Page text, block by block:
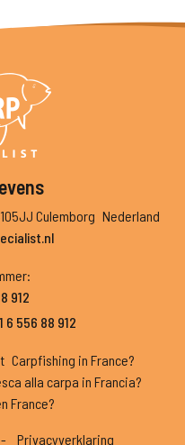
Culemborg Nederland
:
912
6 556 88 912
Carpfishing in France?
alla carpa in Francia?
France?
Privacyverklaring